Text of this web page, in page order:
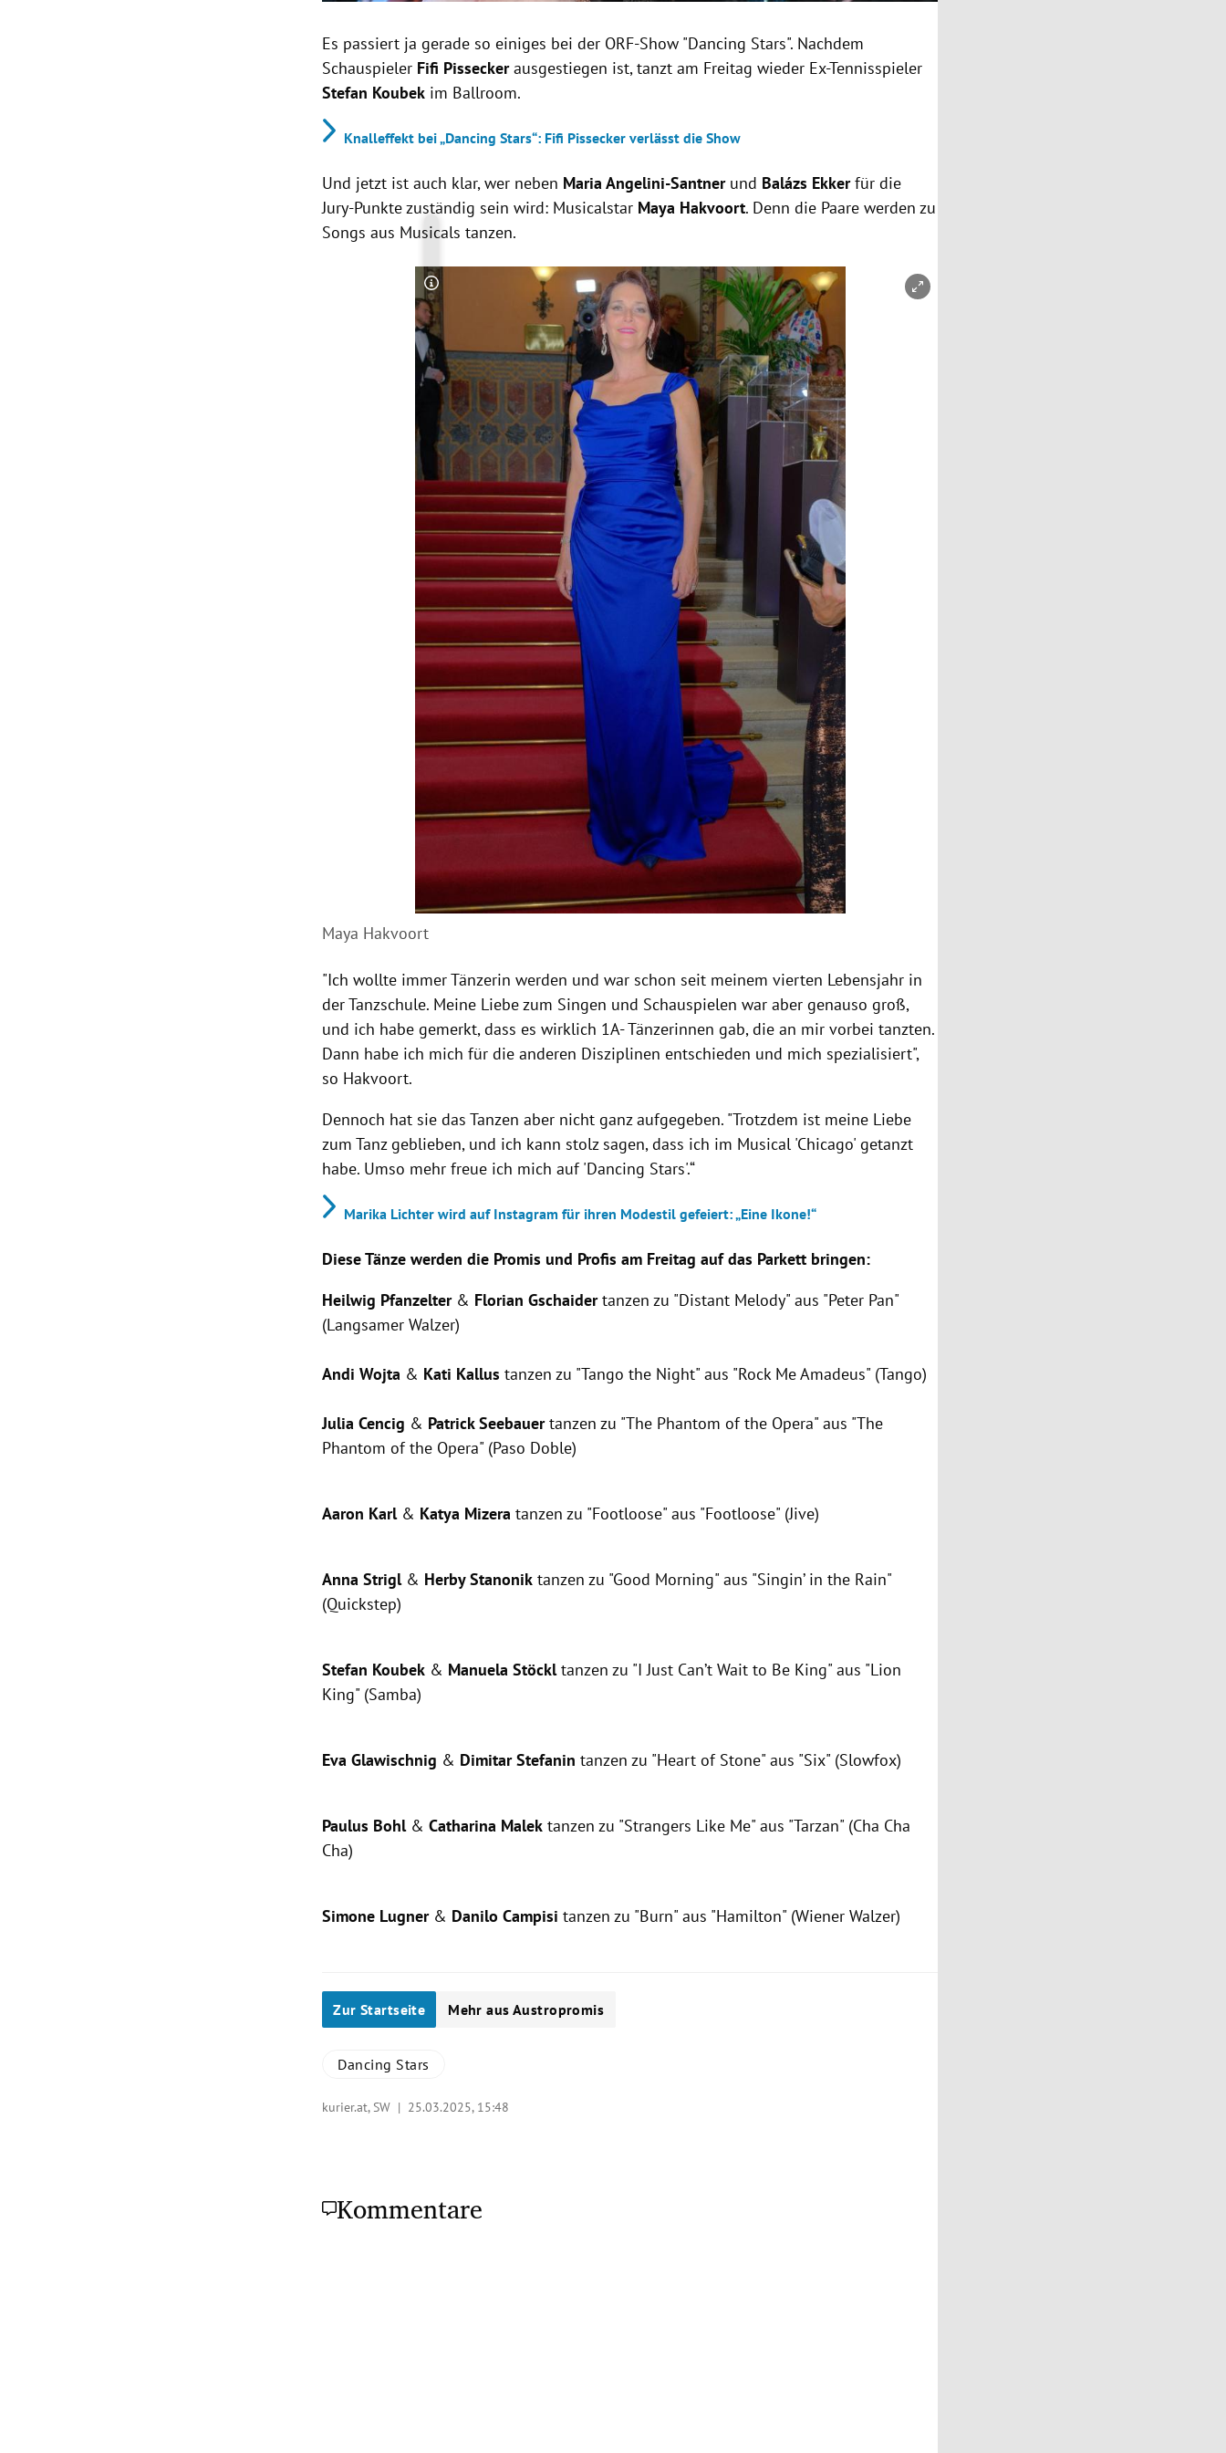
Es passiert ja gerade so einiges bei der ORF-Show "Dancing Stars". Nachdem
Schauspieler Fifi Pisseckerausgestiegen ist, tanzt am Freitag wieder Ex-Tennisspieler
Stefan Koubek im Ballroom.
Knalleffekt bei „Dancing Stars“: Fifi Pissecker verlässt die Show
Und jetzt ist auch klar, wer neben Maria Angelini-Santner und Balázs Ekkerfür die
Jury-Punkte zuständig sein wird: Musicalstar Maya Hakvoort. Denn die Paare werden zu
Songs aus Musicals tanzen.
Copyright-Hinweis öffnen/schließen
Maya Hakvoort
"Ich wollte immer Tänzerin werden und war schon seit meinem vierten Lebensjahr in
der Tanzschule. Meine Liebe zum Singen und Schauspielen war aber genauso groß,
und ich habe gemerkt, dass es wirklich 1A- Tänzerinnen gab, die an mir vorbei tanzten.
Dann habe ich mich für die anderen Disziplinen entschieden und mich spezialisiert",
so Hakvoort.
Dennoch hat sie das Tanzen aber nicht ganz aufgegeben. "Trotzdem ist meine Liebe
zum Tanz geblieben, und ich kann stolz sagen, dass ich im Musical 'Chicago' getanzt
habe. Umso mehr freue ich mich auf 'Dancing Stars'.“
Marika Lichter wird auf Instagram für ihren Modestil gefeiert: „Eine Ikone!“
Diese Tänze werden die Promis und Profis am Freitag auf das Parkett bringen:
Heilwig Pfanzelter& Florian Gschaidertanzen zu "Distant Melody" aus "Peter Pan"
(Langsamer Walzer)
Andi Wojta & Kati Kallus tanzen zu "Tango the Night" aus "Rock Me Amadeus" (Tango)
Julia Cencig & Patrick Seebauertanzen zu "The Phantom of the Opera" aus "The
Phantom of the Opera" (Paso Doble)
Aaron Karl & Katya Mizeratanzen zu "Footloose" aus "Footloose" (Jive)
Anna Strigl & Herby Stanonik tanzen zu "Good Morning" aus "Singin’ in the Rain"
(Quickstep)
Stefan Koubek & Manuela Stöckltanzen zu "I Just Can’t Wait to Be King" aus "Lion
King" (Samba)
Eva Glawischnig & Dimitar Stefanintanzen zu "Heart of Stone" aus "Six" (Slowfox)
Paulus Bohl &Catharina Malek tanzen zu "Strangers Like Me" aus "Tarzan" (Cha Cha
Cha)
Simone Lugner& Danilo Campisitanzen zu "Burn" aus "Hamilton" (Wiener Walzer)
Zur Startseite Mehr aus Austropromis
Dancing Stars
kurier.at, SW | 25.03.2025, 15:48
Kommentare